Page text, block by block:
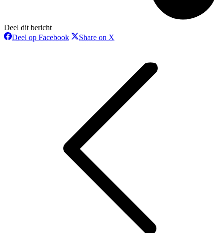
Deel dit bericht
Deel op FacebookDeelShare on X